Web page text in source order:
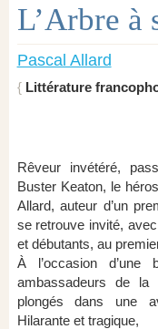
L’Arbre à
Pascal Allard
Littérature
Rêveur invétéré,
Buster Keaton, le
Allard, auteur d’un
se retrouve invité,
et débutants, au
À l’occasion
ambassadeurs de la
plongés dans une
Hilarante et tragique,